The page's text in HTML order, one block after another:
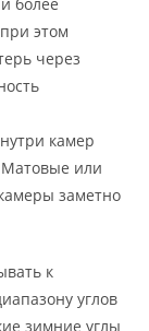
этом
через
камер
Матовые или
заметно
к
углов
зимние углы